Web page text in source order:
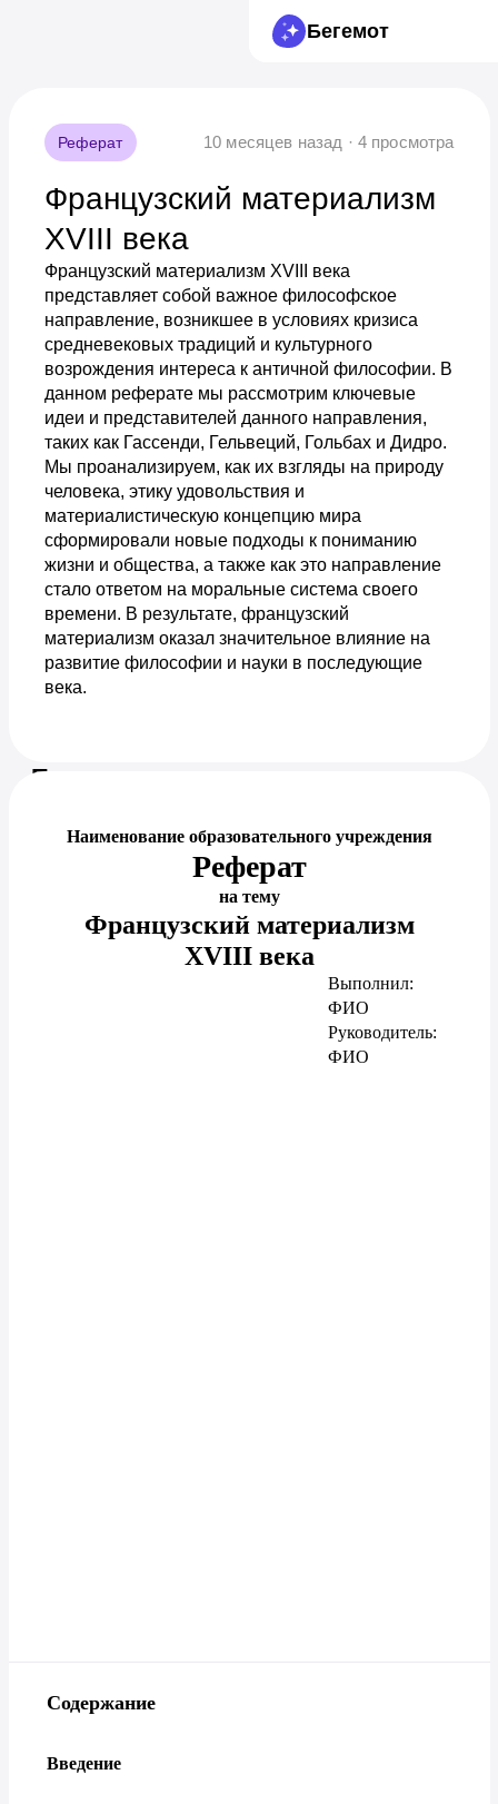
Бегемот
Реферат 10 месяцев назад · 4 просмотра
Французский материализм
XVIII века
Французский материализм XVIII века
представляет собой важное философское
направление, возникшее в условиях кризиса
средневековых традиций и культурного
возрождения интереса к античной философии. В
данном реферате мы рассмотрим ключевые
идеи и представителей данного направления,
таких как Гассенди, Гельвеций, Гольбах и Дидро.
Мы проанализируем, как их взгляды на природу
человека, этику удовольствия и
материалистическую концепцию мира
сформировали новые подходы к пониманию
жизни и общества, а также как это направление
стало ответом на моральные система своего
времени. В результате, французский
материализм оказал значительное влияние на
развитие философии и науки в последующие
века.
Предпросмотр документа
Наименование образовательного учреждения
Реферат
на тему
Французский материализм
XVIII века
Выполнил:
ФИО
Руководитель:
ФИО
Содержание
Введение